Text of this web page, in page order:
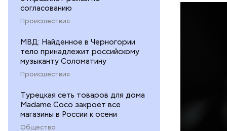
согласованию
Происшествия
МВД: Найденное в Черногории
тело принадлежит российскому
музыканту Соломатину
Происшествия
Турецкая сеть товаров для дома
Madame Coco закроет все
магазины в России к осени
Общество
котором
был
однажды
его